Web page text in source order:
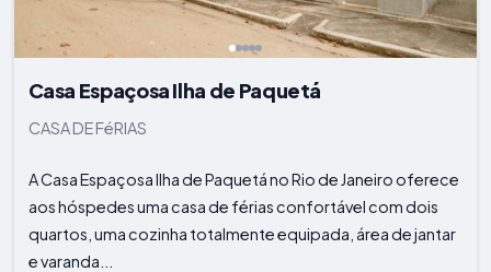
Casa Espaçosa Ilha de Paquetá
CASA DE FéRIAS
A Casa Espaçosa Ilha de Paquetá no Rio de Janeiro oferece
aos hóspedes uma casa de férias confortável com dois
quartos, uma cozinha totalmente equipada, área de jantar
e varanda...